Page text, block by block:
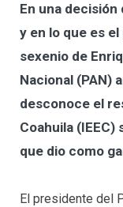
En una
y en lo que es
sexenio de
Nacional (PAN)
desconoce el
Coahuila
que dio como
El presidente del